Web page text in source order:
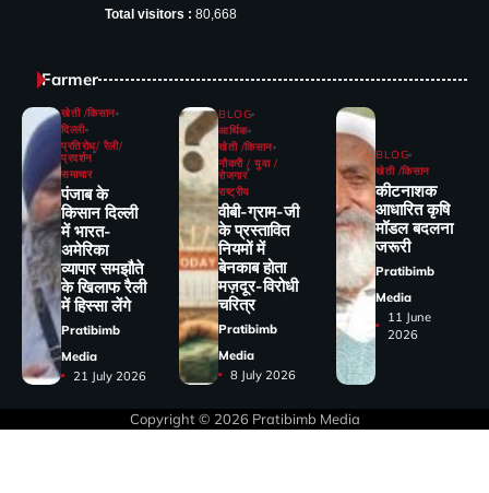
Total visitors : 80,668
Farmer
खेती /किसान
दिल्ली
प्रतिरोध/ रैली/
प्रदर्शन
समाचार
पंजाब के
किसान दिल्ली
में भारत-
अमेरिका
व्यापार समझौते
के खिलाफ रैली
में हिस्सा लेंगे
Pratibimb
Media
21 July 2026
BLOG
आर्थिक
खेती /किसान
नौकरी / युवा /
रोजगार
राष्ट्रीय
वीबी-ग्राम-जी
के प्रस्तावित
नियमों में
बेनकाब होता
मज़दूर-विरोधी
चरित्र
Pratibimb
Media
8 July 2026
BLOG
खेती /किसान
कीटनाशक
आधारित कृषि
मॉडल बदलना
जरूरी
Pratibimb
Media
11 June
2026
Copyright © 2026 Pratibimb Media